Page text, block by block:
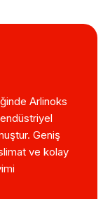
Arlinoks
Geniş
ve kolay